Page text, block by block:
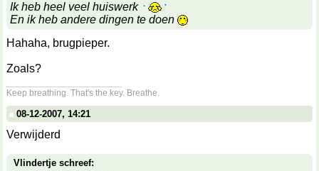
Ik heb heel veel huiswerk
En ik heb andere dingen te doen
Hahaha, brugpieper.
Zoals?
Keep breathing. That's the key. Breathe.
08-12-2007, 14:21
Verwijderd
Vlindertje schreef: